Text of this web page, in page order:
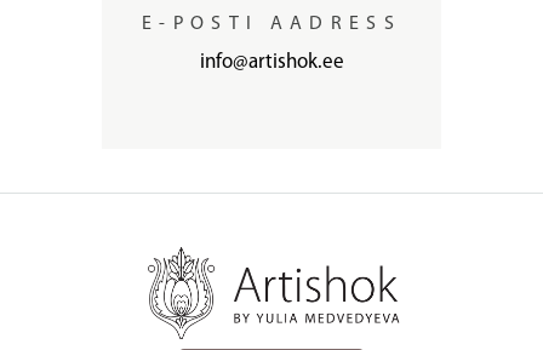
E-POSTI AADRESS
info@artishok.ee